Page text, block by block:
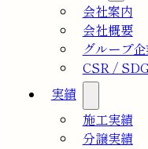
会社案内
会社概要
グループ
CSR /
実績
施工実績
分譲実績